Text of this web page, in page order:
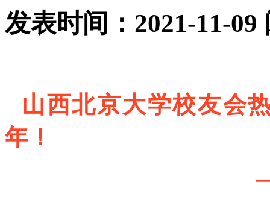
发表时间：2021-11-09
山西北京大学校友会
年！